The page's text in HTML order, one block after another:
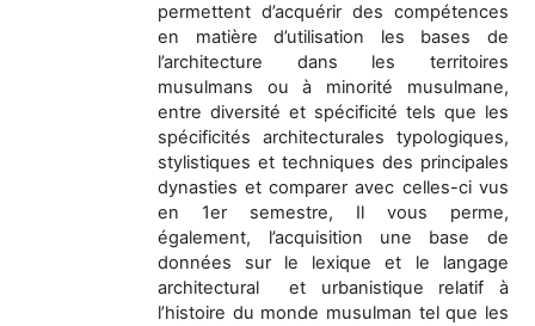
permettent d’acquérir des compétences
en matière d’utilisation les bases de
l’architecture dans les territoires
musulmans ou à minorité musulmane,
entre diversité et spécificité tels que les
spécificités architecturales typologiques,
stylistiques et techniques des principales
dynasties et comparer avec celles-ci vus
en 1er semestre, Il vous perme,
également, l’acquisition
une base de
données sur le lexique et le langage
architectural
et urbanistique relatif à
l’histoire du monde musulman tel que les